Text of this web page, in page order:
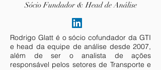
Sócio Fundador & Head de Análise
Rodrigo Glatt é o sócio cofundador da GTI
e head da equipe de análise desde 2007,
além de ser o analista de ações
responsável pelos setores de Transporte e